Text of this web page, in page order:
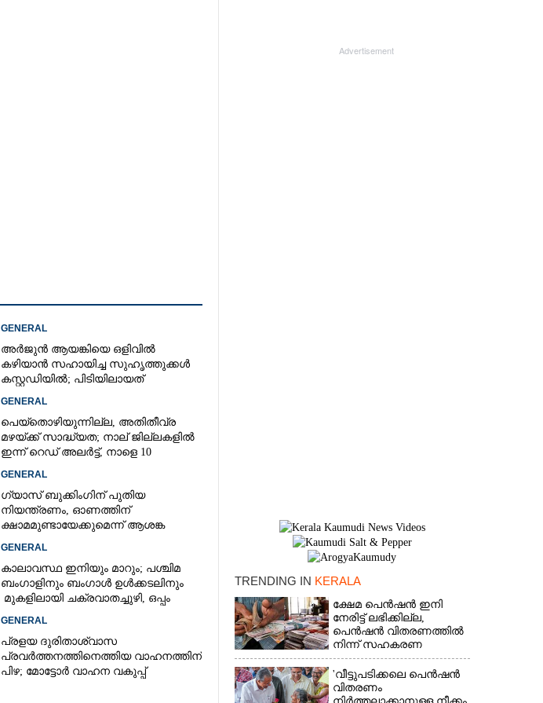
GENERAL
അർജുൻ ആയങ്കിയെ ഒളിവിൽ
കഴിയാൻ സഹായിച്ച സുഹൃത്തുക്കൾ
കസ്റ്റഡിയിൽ; പിടിയിലായത്
GENERAL
പെയ്തൊഴിയുന്നില്ല, അതിതീവ്ര
മഴയ്ക്ക് സാദ്ധ്യത;​ നാല് ജില്ലകളിൽ
ഇന്ന് റെഡ് അലർട്ട്,​ നാളെ 10
GENERAL
ഗ്യാസ് ബുക്കിംഗിന് പുതിയ
നിയന്ത്രണം, ഓണത്തിന്
ക്ഷാമമുണ്ടായേക്കുമെന്ന് ആശങ്ക
GENERAL
കാലാവസ്ഥ ഇനിയും മാറും; പശ്ചിമ
ബംഗാളിനും ബംഗാൾ ഉൾക്കടലിനും
മുകളിലായി ചക്രവാതച്ചുഴി, ഒപ്പം
GENERAL
പ്രളയ ദുരിതാശ്വാസ
പ്രവർത്തനത്തിനെത്തിയ വാഹനത്തിന്
പിഴ; മോട്ടോർ വാഹന വകുപ്പ്
Advertisement
TRENDING IN KERALA
ക്ഷേമ പെൻഷൻ ഇനി
നേരിട്ട് ലഭിക്കില്ല,​
പെൻഷൻ വിതരണത്തിൽ
നിന്ന് സഹകരണ
ബാങ്കുകളെ ഒഴിവാക്കി
'വീട്ടുപടിക്കലെ പെൻഷൻ
വിതരണം
×
Share this link